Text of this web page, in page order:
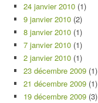
24 janvier 2010 (1)
9 janvier 2010 (2)
8 janvier 2010 (1)
7 janvier 2010 (1)
2 janvier 2010 (1)
23 décembre 2009 (1)
21 décembre 2009 (1)
19 décembre 2009 (3)